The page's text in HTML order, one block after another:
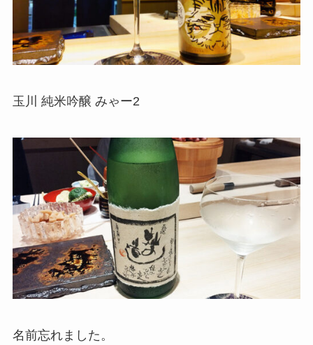
玉川 純米吟醸 みゃー2
名前忘れました。